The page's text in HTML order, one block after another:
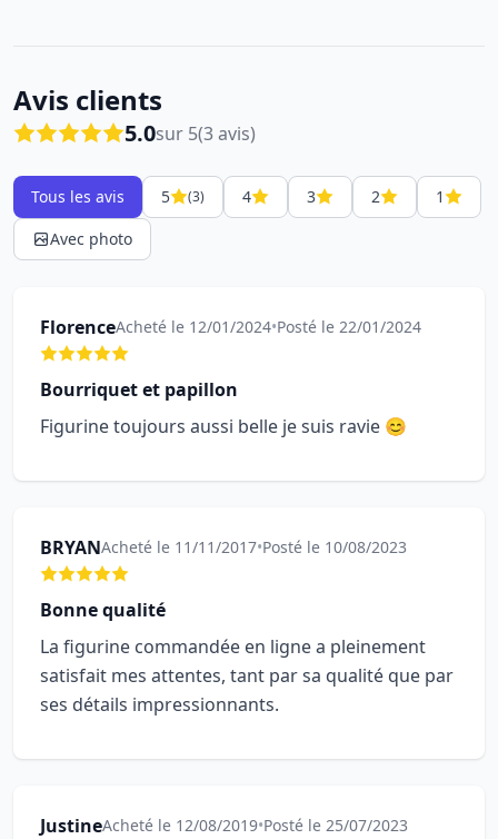
Avis clients
5.0sur 5(3 avis)
Tous les avis 5 (3) 4 3 2
1
Avec photo
FlorenceAcheté le 12/01/2024•Posté le 22/01/2024
Bourriquet et papillon
Figurine toujours aussi belle je suis ravie 😊
BRYANAcheté le 11/11/2017•Posté le 10/08/2023
Bonne qualité
La figurine commandée en ligne a pleinement
satisfait mes attentes, tant par sa qualité que par
ses détails impressionnants.
JustineAcheté le 12/08/2019•Posté le 25/07/2023